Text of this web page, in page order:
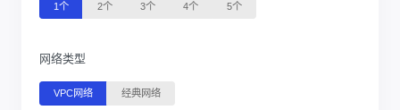
1个 2个 3个 4个 5个
网络类型
VPC网络 经典网络